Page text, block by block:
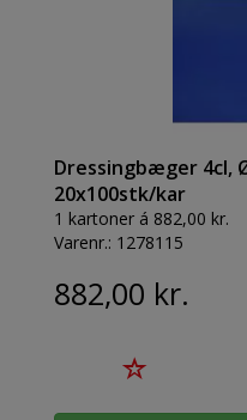
Dressingbæger 4cl,
20x100stk/kar
1 kartoner á 882,00 kr.
Varenr.: 1278115
882,00 kr.